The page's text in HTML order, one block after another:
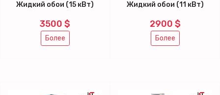
Жидкий обои (15 кВт)
3500 $
Более
Жидкий обои (11 кВт)
2900 $
Более